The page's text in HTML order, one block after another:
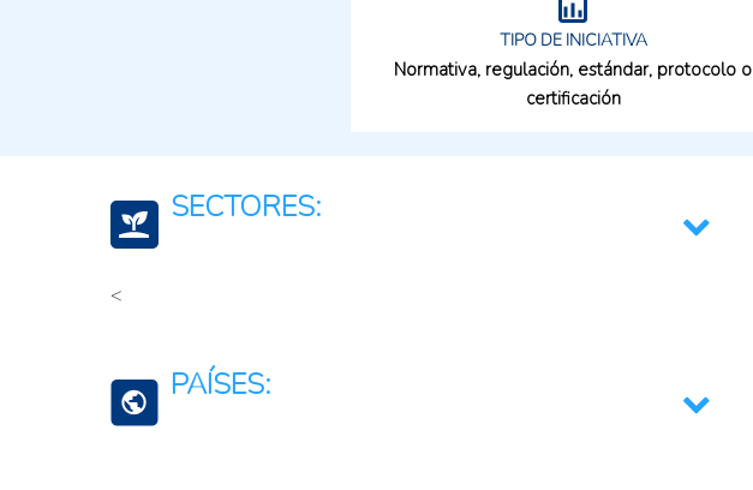
TIPO DE INICIATIVA
Normativa, regulación, estándar, protocolo o
certificación
SECTORES:
<
Medio ambiente y recursos naturales
Silvicultura, Agrosilvicultura, Silvopastoreo y Producción de Madera
PAÍSES: